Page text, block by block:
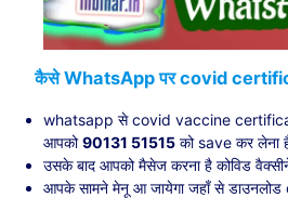
कैसे WhatsApp पर covid
whatsapp से covid vaccine
आपको90131 51515 को save कर लेना
उसके बाद आपको मैसेज करना है कोविड
आपके सामने मेनू आ जायेगा जहाँ से